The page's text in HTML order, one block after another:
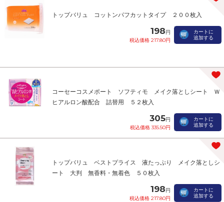
トップバリュ コットンパフカットタイプ ２００枚入
198円
税込価格 217.80円
カートに
追加する
コーセーコスメポート ソフティモ メイク落としシート Ｗ
ヒアルロン酸配合 詰替用 ５２枚入
305円
税込価格 335.50円
カートに
追加する
トップバリュ ベストプライス 液たっぷり メイク落としシ
ート 大判 無香料・無着色 ５０枚入
198円
税込価格 217.80円
カートに
追加する